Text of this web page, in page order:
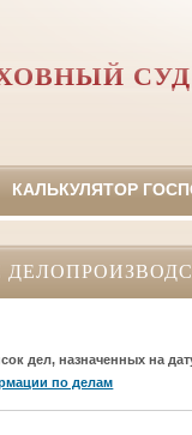
КАЛЬКУЛЯТОР
дел, назначенных на
по делам